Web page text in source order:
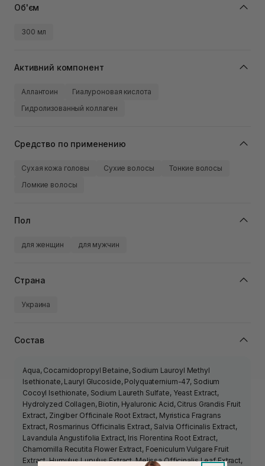
Об'єм
300 мл
Активний компонент
Аллантоин
Гиалуроновая кислота
Гидролизованный коллаген
Средство по применению
Сухая кожа головы Сухие волосы
Тонкие волосы
Ломкие волосы
Пол
для женщин для мужчин
Страна
Украина
Состав
Aqua, Cocamidopropyl Betaine, Sodium Lauroyl Methyl
Isethionate, Lauryl Glucoside, Polyquaternium-47, Sodium
Cocoyl Isethionate, Sodium Laureth Sulfate, Yeast Extract,
Hydrolyzed Collagen, Biotin, Hyaluronic Acid, Citrus Grandis Fruit
Extract, Zingiber Officinale Root Extract, Myristica Fragrans
Extract, Rosmarinus Officinalis Extract, Salvia Officinalis Extract,
Lavandula Angustifolia Extract, Iris Florentina Root Extract,
Chamomilla Recutita Flower Extract, Foeniculum Vulgare Fruit
Extract, Humulus Lupulus Extract, Melissa Officinalis Leaf Extract,